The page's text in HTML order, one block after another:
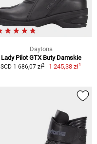
Daytona
Lady Pilot GTX Buty Damskie
SCD 1 686,07 zł2 1 245,38 zł1